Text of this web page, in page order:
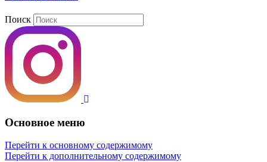
Поиск
Основное меню
Перейти к основному содержимому
Перейти к дополнительному содержимому